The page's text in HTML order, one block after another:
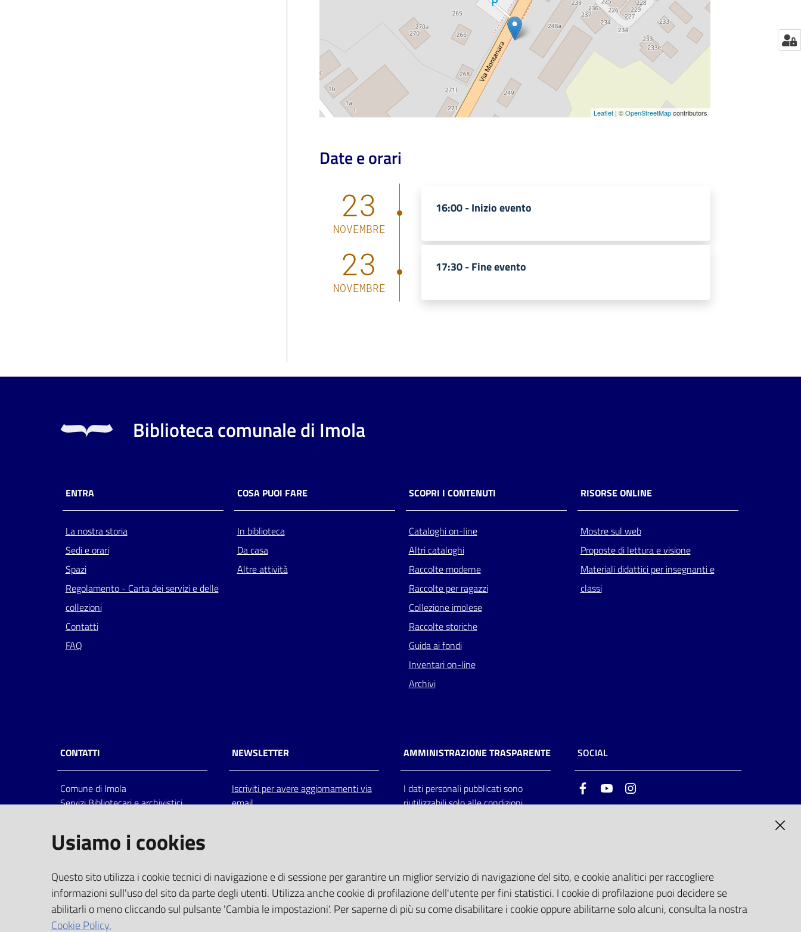
Leaflet| ©OpenStreetMapcontributors
Date e orari
23
NOVEMBRE
16:00 -Inizio evento
23
NOVEMBRE
17:30 -Fine evento
Biblioteca comunale di Imola
ENTRA
La nostra storia
Sedi e orari
Spazi
Regolamento - Carta dei servizi e delle
collezioni
Contatti
FAQ
COSA PUOI FARE
In biblioteca
Da casa
Altre attività
SCOPRI I CONTENUTI
Cataloghi on-line
Altri cataloghi
Raccolte moderne
Raccolte per ragazzi
Collezione imolese
Raccolte storiche
Guida ai fondi
Inventari on-line
Archivi
RISORSE ONLINE
Mostre sul web
Proposte di lettura e visione
Materiali didattici per insegnanti e
classi
CONTATTI
Comune di Imola
Servizi Bibliotecari e archivistici
Italia
centralino: tel 0542.6026.36 fax
bim@comune.imola.bo.it
PEC
comune.imola@cert.provincia.bo.it
P.IVA 00523381200
NEWSLETTER
Iscriviti per avere aggiornamenti via
email
AMMINISTRAZIONE TRASPARENTE
I dati personali pubblicati sono
riutilizzabili solo alle condizioni
SOCIAL
FacebookYoutube
Usiamo i cookies
Questo sito utilizza i cookie tecnici di navigazione e di sessione per garantire un miglior servizio di navigazione del sito, e cookie analitici per raccogliere
informazioni sull'uso del sito da parte degli utenti. Utilizza anche cookie di profilazione dell'utente per fini statistici. I cookie di profilazione puoi decidere se
abilitarli o meno cliccando sul pulsante 'Cambia le impostazioni'. Per saperne di più su come disabilitare i cookie oppure abilitarne solo alcuni, consulta la nostra
Cookie Policy.